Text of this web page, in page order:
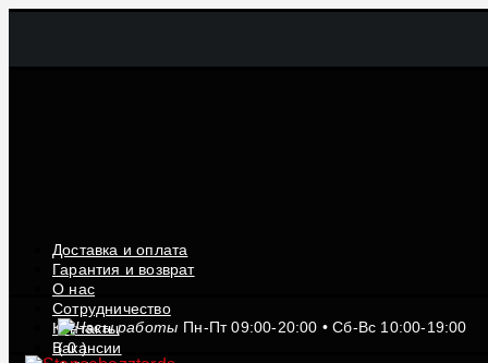
Доставка и оплата
Гарантия и возврат
О нас
Сотрудничество
Контакты
Вакансии
Пн-Пт 09:00-20:00 • Сб-Вс 10:00-19:00
(0)